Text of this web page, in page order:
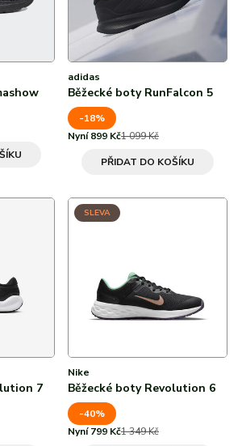
adidas
Běžecké boty RunFalcon 5
-18%
Nyní 899 Kč1 099 Kč
PŘIDAT DO KOŠÍKU
7
SLEVA
Nike
Běžecké boty Revolution 6
-40%
Nyní 799 Kč1 349 Kč